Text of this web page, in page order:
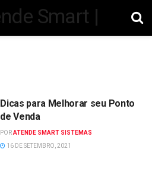
Dicas para Melhorar seu Ponto
de Venda
PORATENDE SMART SISTEMAS
16 DE SETEMBRO, 2021